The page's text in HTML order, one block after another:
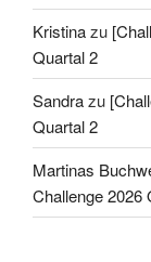
Kristinazu
Quartal 2
Sandrazu
Quartal 2
Martinas
Challenge 2026